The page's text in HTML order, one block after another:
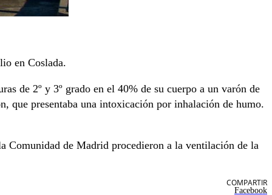
en Coslada.
de 2º y 3º grado en el 40% de su cuerpo a un varón de
que presentaba una intoxicación por inhalación de humo.
Comunidad de Madrid procedieron a la ventilación de la
COMPARTIR
Facebook